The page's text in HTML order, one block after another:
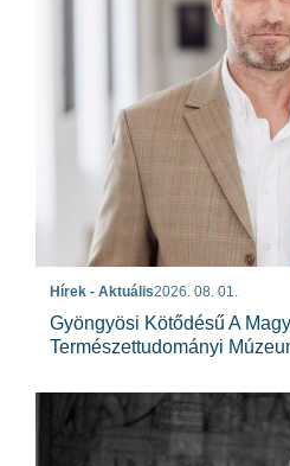
Hírek - Aktuális2026. 08. 01.
Gyöngyösi Kötődésű A
Természettudományi